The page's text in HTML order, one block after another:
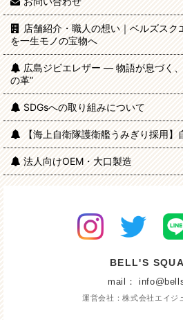
店舗紹介・職人の想い｜ベルズス
を一生モノの宝物へ
広島ジビエレザー — 物語が息づく
の革”
SDGsへの取り組みについて
【海上自衛隊護衛艦うみぎり採用
法人向けOEM・大口製造
BELL'S
mail：
運営会社：株式会社エイジ